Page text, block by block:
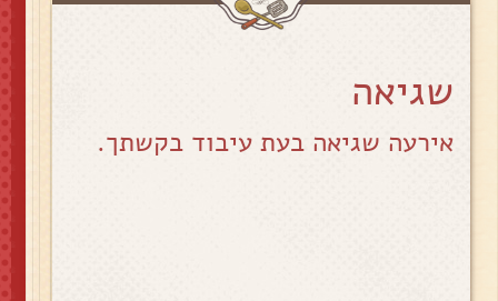
שגיאה
אירעה שגיאה בעת עיבוד בקשתך.